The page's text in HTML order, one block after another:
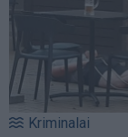
Kriminalai